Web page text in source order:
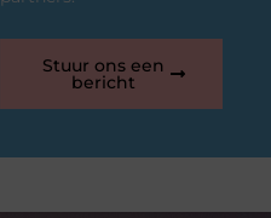
Stuur ons een
bericht